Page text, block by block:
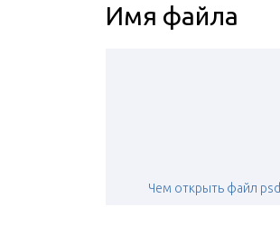
Имя файла
Чем открыть файл psd